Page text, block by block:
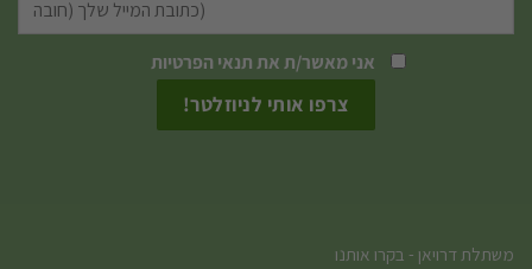
אני מאשר/ת אתתנאי הפרטיות
משתלת דרויאן - בקרו אותנו